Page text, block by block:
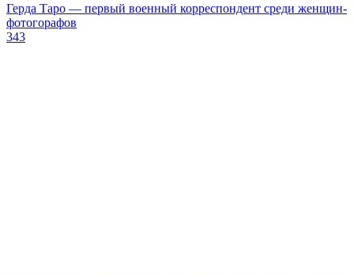
Герда Таро — первый военный корреспондент среди женщин-
фотогорафов
343